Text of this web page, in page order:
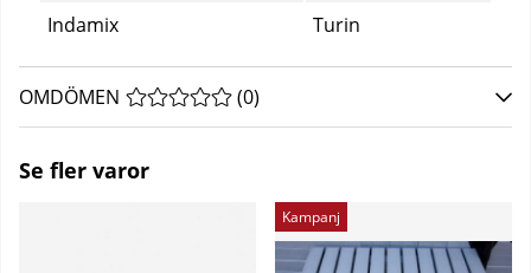
Indamix
Turin
OMDÖMEN MEDELBETYG 0 AV 5 ANTAL BETYG 0
(0)
Se fler varor
Kampanj